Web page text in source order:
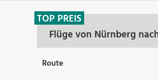
Flüge von Nürnberg
TOP PREIS
Route